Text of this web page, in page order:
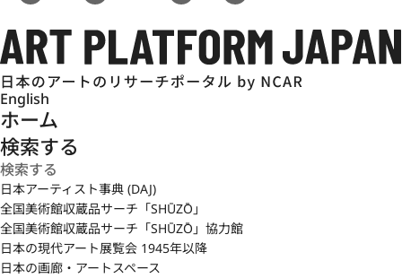
English
ホーム
検索する
日本アーティスト事典 (DAJ)
全国美術館収蔵品サーチ「SHŪZŌ」
全国美術館収蔵品サーチ「SHŪZŌ」協力館
日本の現代アート展覧会 1945年以降
日本の画廊・アートスペース